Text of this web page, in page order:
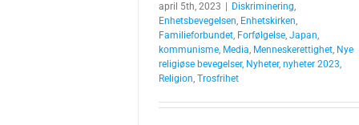
april 5th, 2023 Diskriminering,
Enhetsbevegelsen, Enhetskirken,
Familieforbundet, Forfølgelse, Japan,
kommunisme, Media, Menneskerettighet, Nye
religiøse bevegelser, Nyheter, nyheter 2023,
Religion, Trosfrihet